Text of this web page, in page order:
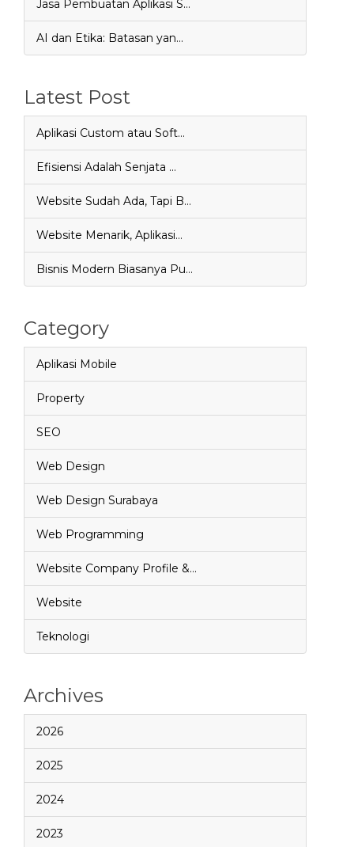
Jasa Pembuatan Aplikasi S…
AI dan Etika: Batasan yan…
Latest Post
Aplikasi Custom atau Soft…
Efisiensi Adalah Senjata …
Website Sudah Ada, Tapi B…
Website Menarik, Aplikasi…
Bisnis Modern Biasanya Pu…
Category
Aplikasi Mobile
Property
SEO
Web Design
Web Design Surabaya
Web Programming
Website Company Profile &…
Website
Teknologi
Archives
2026
2025
2024
2023